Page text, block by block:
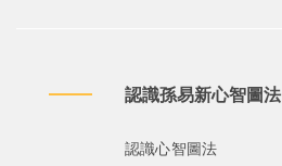
認識孫易新心智圖法
認識心智圖法